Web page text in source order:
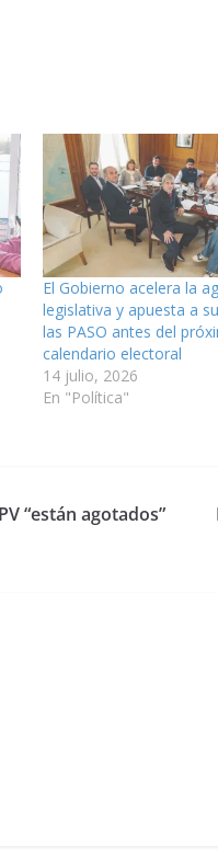
El Gobierno acelera la
legislativa y apuesta a
las PASO antes del
calendario electoral
14 julio, 2026
En "Política"
“están agotados”